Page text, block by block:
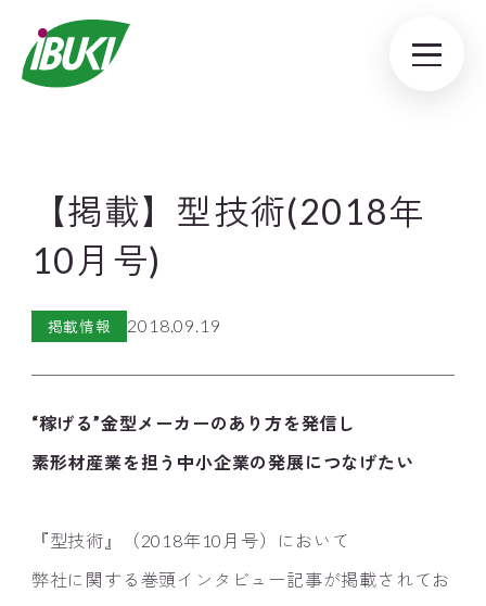
【掲載】型技術(2018年
10月号)
掲載情報 2018.09.19
“稼げる”金型メーカーのあり方を発信し
素形材産業を担う中小企業の発展につなげたい
『型技術』（2018年10月号）において
弊社に関する巻頭インタビュー記事が掲載されてお